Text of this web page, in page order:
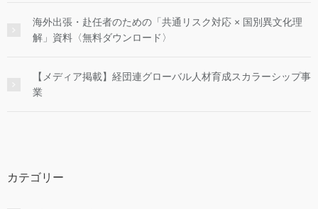
海外出張・赴任者のための「共通リスク対応 × 国別異文化理
解」資料〈無料ダウンロード〉
【メディア掲載】経団連グローバル人材育成スカラーシップ事
業
カテゴリー